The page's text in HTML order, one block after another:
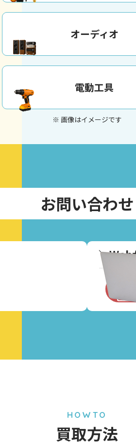
オーディオ
電動工具
※ 画像はイメージです
お問い合わせ
＼Web
HOWTO
買取方法